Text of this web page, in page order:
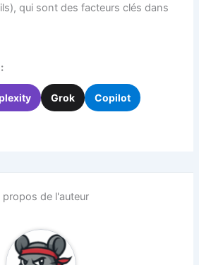
qui sont des facteurs clés dans
Grok Copilot
propos de l'auteur